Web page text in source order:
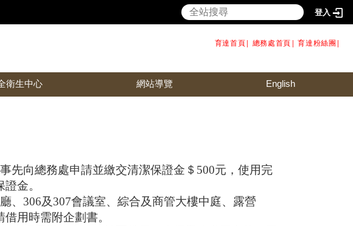
登入
育達首頁| 總務處首頁| 育達粉絲團|
衛生中心 網站導覽 English
先向總務處申請並繳交清潔保證金＄500元，使用完
金。
、306及307會議室、綜合及商管大樓中庭、露營
用時需附企劃書。